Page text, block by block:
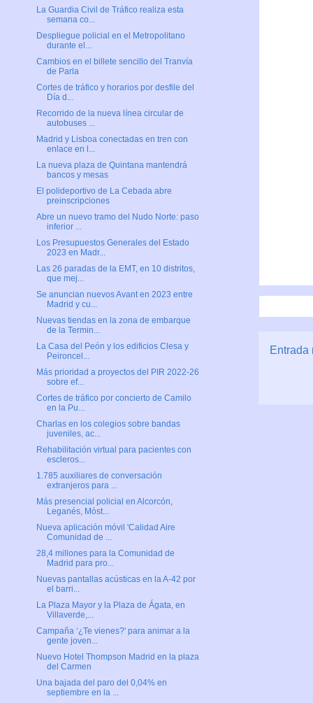
Entrada
La Guardia Civil de Tráfico realiza esta
semana co...
Despliegue policial en el Metropolitano
durante el...
Cambios en el billete sencillo del Tranvía
de Parla
Cortes de tráfico y horarios por desfile del
Día d...
Recorrido de la nueva línea circular de
autobuses ...
Madrid y Lisboa conectadas en tren con
enlace en l...
La nueva plaza de Quintana mantendrá
bancos y mesas
El polideportivo de La Cebada abre
preinscripciones
Abre un nuevo tramo del Nudo Norte: paso
inferior ...
Los Presupuestos Generales del Estado
2023 en Madr...
Las 26 paradas de la EMT, en 10 distritos,
que mej...
Se anuncian nuevos Avant en 2023 entre
Madrid y cu...
Nuevas tiendas en la zona de embarque
de la Termin...
La Casa del Peón y los edificios Clesa y
Peironcel...
Más prioridad a proyectos del PIR 2022-26
sobre ef...
Cortes de tráfico por concierto de Camilo
en la Pu...
Charlas en los colegios sobre bandas
juveniles, ac...
Rehabilitación virtual para pacientes con
escleros...
1.785 auxiliares de conversación
extranjeros para ...
Más presencial policial en Alcorcón,
Leganés, Móst...
Nueva aplicación móvil 'Calidad Aire
Comunidad de ...
28,4 millones para la Comunidad de
Madrid para pro...
Nuevas pantallas acústicas en la A-42 por
el barri...
La Plaza Mayor y la Plaza de Ágata, en
Villaverde,...
Campaña ‘¿Te vienes?' para animar a la
gente joven...
Nuevo Hotel Thompson Madrid en la plaza
del Carmen
Una bajada del paro del 0,04% en
septiembre en la ...